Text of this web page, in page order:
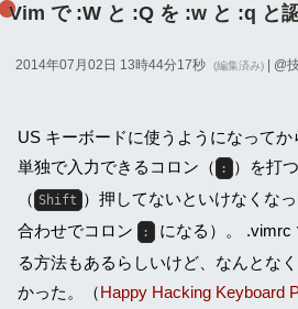
Vim で :W と :Q を :w と :q と
2014年07月02日 13時44分17秒 (編集済み) | @
US キーボードに使うようになって
単独で入力できるコロン（
: ）を打
（ Shift ）押してないといけなくな
合わせでコロン
: になる）。 .vimrc
る方法もあるらしいけど、なんとな
かった。（Happy Hacking Keyboard